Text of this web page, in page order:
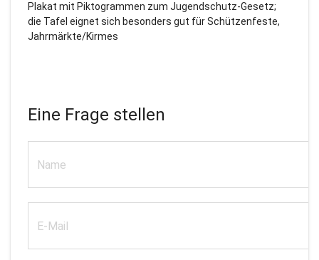
Plakat mit Piktogrammen zum Jugendschutz-Gesetz;
die Tafel eignet sich besonders gut für Schützenfeste,
Jahrmärkte/Kirmes
Eine Frage stellen